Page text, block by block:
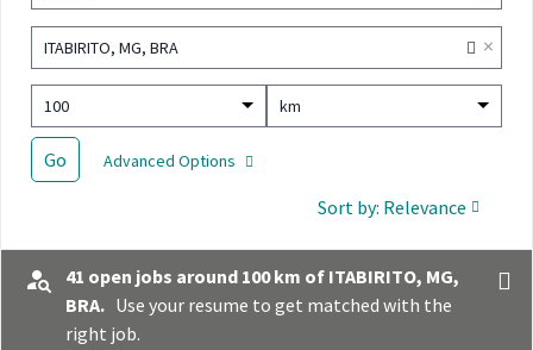
ITABIRITO, MG, BRA ×
100 km
Go Advanced Options
Sort by: Relevance
41 open jobs around 100 km of ITABIRITO, MG,
BRA. Use your resume to get matched with the
right job.